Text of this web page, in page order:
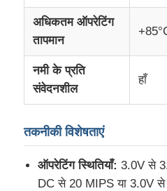
MPU IC
CPLD PLD
इन्फ्रारेड थर्मल डिटेक्टर
डीएसपी आईसी चिप
अधिकतम ऑपरेटिंग
तापमान
नमी के प्रति
संवेदनशील
हाँ
तकनीकी विशेषताएं
ऑपरेटिंग स्थितियाँ: 3.0V से
DC से 20 MIPS या 3.0V